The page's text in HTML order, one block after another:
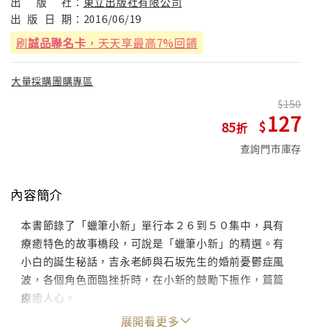
出 版 日 期： 2016/06/19
刷誠品聯名卡 ，天天享最高7%回饋
大量採購團購專區
85
150
127
查詢門市庫存
內容簡介
本書節錄了「蠟筆小新」單行本２６到５０集中，具有
療癒特色的故事橋段，可說是「蠟筆小新」的精選。有
小白的誕生秘話，吉永老師與石坂先生的婚前憂鬱症風
波，各個角色面臨挫折時，在小新的鼓勵下振作，篇篇
療癒人心。
展開看更多